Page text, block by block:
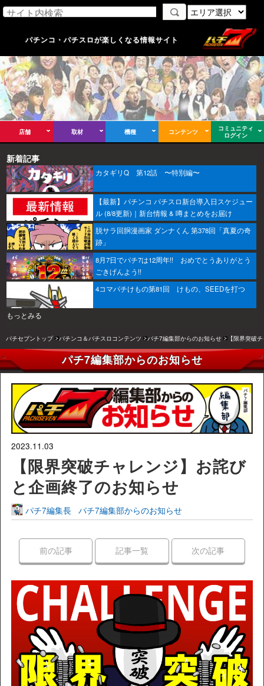
パチンコ・パチスロが楽しくなる情報サイト
店舗 取材 機種 コンテンツ
コミュニティ
ログイン
新着記事
カタギリQ 第12話 〜特別編〜
【最新】パチンコ パチスロ新台導入日スケジュー
ル (8/8更新)｜新台情報 & 噂まとめをお届け
脱サラ回胴漫画家 ダンナくん 第378回「真夏の奇
跡」
8月7日でパチ7は12周年!! おめでとうありがとう
ごきげんよう!!
4コマパチけもの第81回 けもの、SEEDを打つ
もっとみる
パチセブントップ パチンコ＆パチスロコンテンツ パチ7編集部からのお知らせ 【限界突破
パチ7編集部からのお知らせ
2023.11.03
【限界突破チャレンジ】お詫び
と企画終了のお知らせ
パチ7編集長 パチ7編集部からのお知らせ
前の記事 記事一覧 次の記事